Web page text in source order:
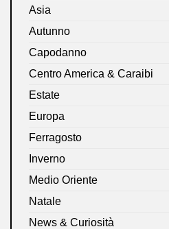
Asia
Autunno
Capodanno
Centro America & Caraibi
Estate
Europa
Ferragosto
Inverno
Medio Oriente
Natale
News & Curiosità